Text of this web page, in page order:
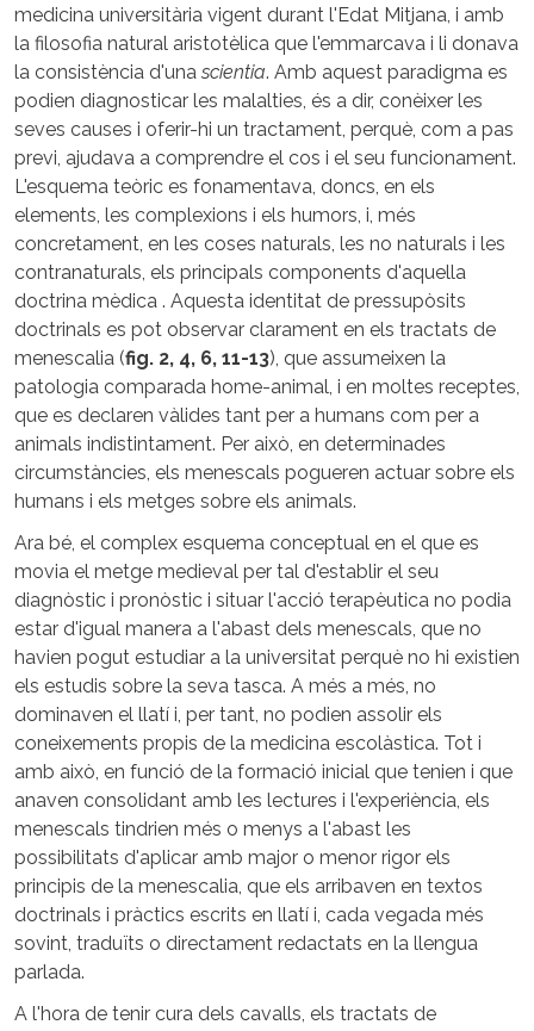
medicina universitària vigent durant l'Edat Mitjana, i amb
la filosofia natural aristotèlica que l'emmarcava i li donava
la consistència d'una scientia. Amb aquest paradigma es
podien diagnosticar les malalties, és a dir, conèixer les
seves causes i oferir-hi un tractament, perquè, com a pas
previ, ajudava a comprendre el cos i el seu funcionament.
L'esquema teòric es fonamentava, doncs, en els
elements, les complexions i els humors, i, més
concretament, en les coses naturals, les no naturals i les
contranaturals, els principals components d'aquella
doctrina mèdica . Aquesta identitat de pressupòsits
doctrinals es pot observar clarament en els tractats de
menescalia (fig. 2, 4, 6, 11-13), que assumeixen la
patologia comparada home-animal, i en moltes receptes,
que es declaren vàlides tant per a humans com per a
animals indistintament. Per això, en determinades
circumstàncies, els menescals pogueren actuar sobre els
humans i els metges sobre els animals.
Ara bé, el complex esquema conceptual en el que es
movia el metge medieval per tal d'establir el seu
diagnòstic i pronòstic i situar l'acció terapèutica no podia
estar d'igual manera a l'abast dels menescals, que no
havien pogut estudiar a la universitat perquè no hi existien
els estudis sobre la seva tasca. A més a més, no
dominaven el llatí i, per tant, no podien assolir els
coneixements propis de la medicina escolàstica. Tot i
amb això, en funció de la formació inicial que tenien i que
anaven consolidant amb les lectures i l'experiència, els
menescals tindrien més o menys a l'abast les
possibilitats d'aplicar amb major o menor rigor els
principis de la menescalia, que els arribaven en textos
doctrinals i pràctics escrits en llatí i, cada vegada més
sovint, traduïts o directament redactats en la llengua
parlada.
A l'hora de tenir cura dels cavalls, els tractats de